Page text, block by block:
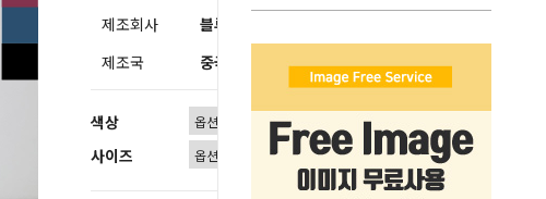
제조회사 블루모드제휴사
제조국 중국
색상
사이즈